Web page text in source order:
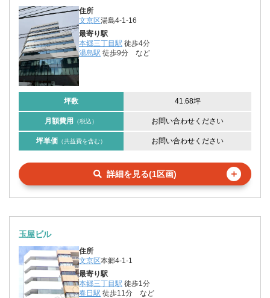
住所
文京区湯島4-1-16
最寄り駅
本郷三丁目駅 徒歩4分
湯島駅 徒歩9分 など
坪数 41.68坪
月額費用 （税込） お問い合わせください
坪単価 （共益費を含む） お問い合わせください
詳細を見る(1区画) ＋
玉屋ビル
住所
文京区本郷4-1-1
最寄り駅
本郷三丁目駅 徒歩1分
春日駅 徒歩11分 など